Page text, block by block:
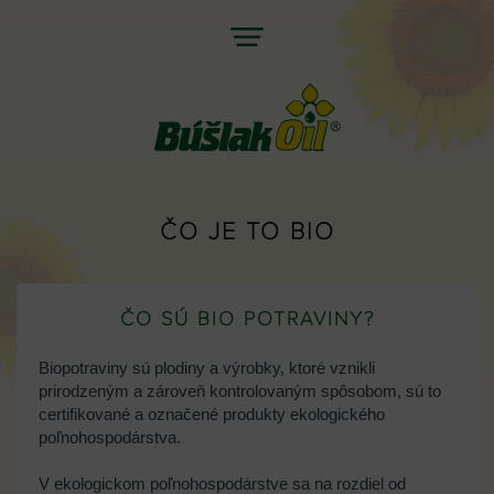
ČO JE TO BIO
ČO SÚ BIO POTRAVINY?
Biopotraviny sú plodiny a výrobky, ktoré vznikli
prirodzeným a zároveň kontrolovaným spôsobom, sú to
certifikované a označené produkty ekologického
poľnohospodárstva.
V ekologickom poľnohospodárstve sa na rozdiel od